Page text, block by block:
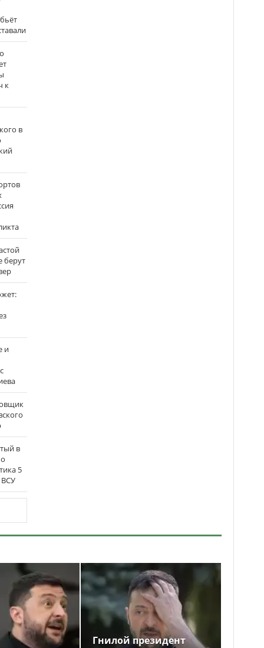
к
в
берут
и
в
5
ВСУ
Гнилой президент